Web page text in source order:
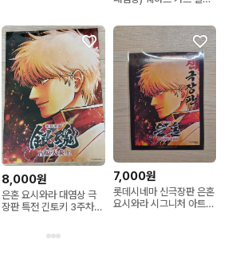
8,000원
은혼 요시와라 대염상 극
장판 특전 긴토키 3주차
7,000원
롯데시네마 신극장판 은혼
요시와라 시그니처 아트카